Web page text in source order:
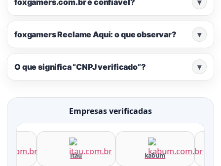
foxgamers.com.br é confiável? ▾
foxgamers Reclame Aqui: o que observar? ▾
O que significa “CNPJ verificado”? ▾
Empresas verificadas
itau kabum